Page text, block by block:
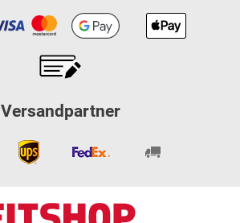
Versandpartner